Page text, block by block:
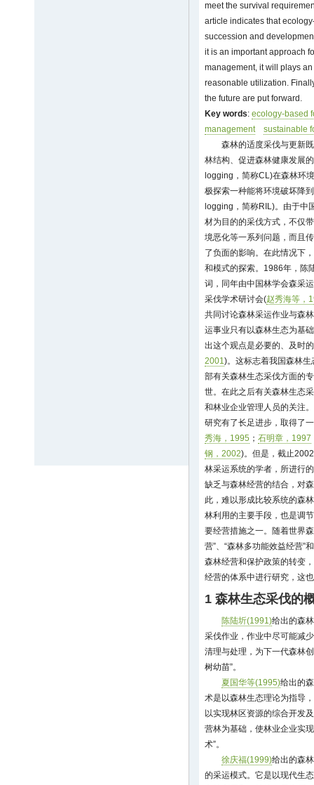
meet the survival
article indicates that
succession and
it is an important approach
management, it will plays
reasonable utilization.
the future are put forward.
Key words: ecology-based
management
sustainable
森林的适度采伐与更新
林结构、促进森林健康发展
logging，简称CL)在森林环
极探索一种能将环境破坏降
logging，简称RIL)。由于中
材为目的的采伐方式，不仅
境恶化等一系列问题，而且
了负面的影响。在此情况下
和模式的探索。1986年，陈
词，同年由中国林学会森采
采伐学术研讨会(赵秀海等，
共同讨论森林采运作业与森
运事业只有以森林生态为基
出这个观点是必要的、及时
2001)。这标志着我国森林
部有关森林生态采伐方面的
世。在此之后有关森林生态
和林业企业管理人员的关注
研究有了长足进步，取得了
秀海，1995 ； 石明章，1997
钢，2002)。但是，截止
林采运系统的学者，所进行
缺乏与森林经营的结合，对
此，难以形成比较系统的森
林利用的主要手段，也是调
要经营措施之一。随着世界
营”、“森林多功能效益经营”
森林经营和保护政策的转变
经营的体系中进行研究，这
1 森林生态采伐的
陈陆圻(1991)给出的森
采伐作业，作业中尽可能减
清理与处理，为下一代森林
树幼苗”。
夏国华等(1995)给出的
术是以森林生态理论为指导
以实现林区资源的综合开发
营林为基础，使林业企业实
术”。
徐庆福(1999)给出的森
的采运模式。它是以现代生